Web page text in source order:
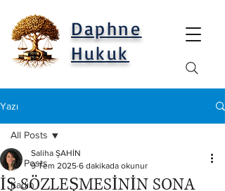
Daphne
Hukuk
Yazı
All Posts
Kadın
All Posts
İŞ SÖZLEŞMESİNİN SONA
Saliha ŞAHİN
9 Tem 2025 6 dakikada okunur